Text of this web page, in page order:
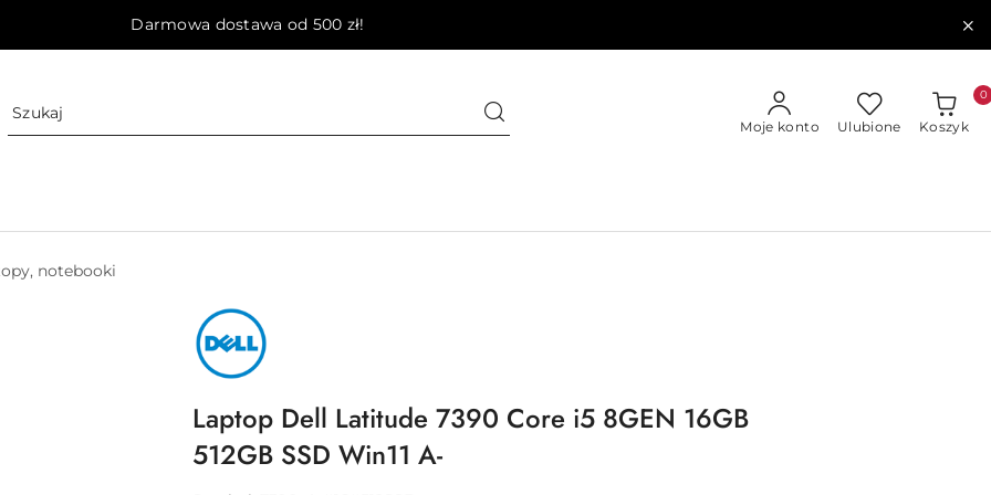
Darmowa dostawa od 500 zł!
Moje konto Ulubione Koszyk
0
notebooki
NAZWA
PRODUCENTA:
DELL
Laptop Dell Latitude 7390 Core i5 8GEN 16GB
512GB SSD Win11 A-